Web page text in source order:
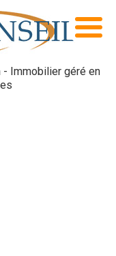
- Immobilier géré en